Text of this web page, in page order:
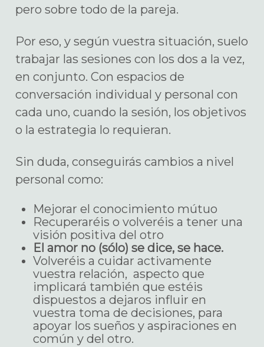
pero sobre todo de la pareja.
Por eso, y según vuestra situación, suelo
trabajar las sesiones con los dos a la vez,
en conjunto. Con espacios de
conversación individual y personal con
cada uno, cuando la sesión, los objetivos
o la estrategia lo requieran.
Sin duda, conseguirás cambios a nivel
personal como:
Mejorar el conocimiento mútuo
Recuperaréis o volveréis a tener una
visión positiva del otro
El amor no (sólo) se dice, se hace.
Volveréis a cuidar activamente
vuestra relación, aspecto que
implicará también que estéis
dispuestos a dejaros influir en
vuestra toma de decisiones, para
apoyar los sueños y aspiraciones en
común y del otro.